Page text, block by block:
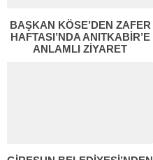
BAŞKAN KÖSE’DEN ZAFER
HAFTASI’NDA ANITKABİR’E
ANLAMLI ZİYARET